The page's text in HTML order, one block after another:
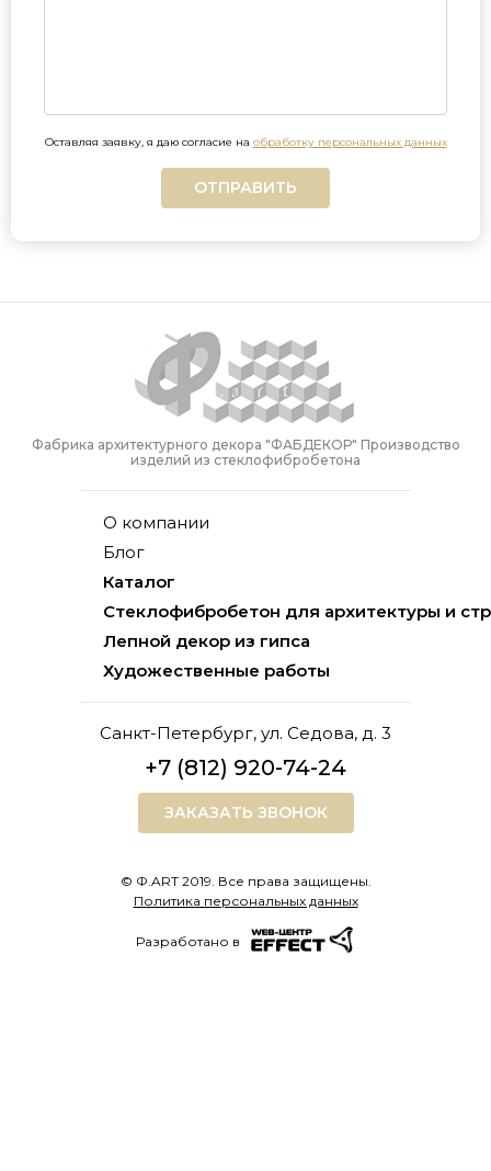
Оставляя заявку, я даю согласие на обработку персональных данных
ОТПРАВИТЬ
Фабрика архитектурного декора "ФАБДЕКОР" Производство
изделий из стеклофибробетона
Каталог
Стеклофибробетон для архитектуры и
Лепной декор из гипса
Художественные работы
О компании
Блог
Санкт-Петербург, ул. Седова, д. 3
+7 (812) 920-74-24
ЗАКАЗАТЬ ЗВОНОК
© Ф.ART 2019. Все права защищены.
Политика персональных данных
Разработано в